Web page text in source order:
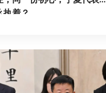
着？